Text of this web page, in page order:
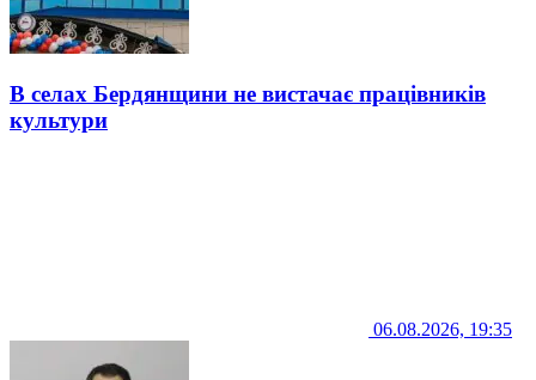
В селах Бердянщини не вистачає працівників
культури
06.08.2026, 19:35